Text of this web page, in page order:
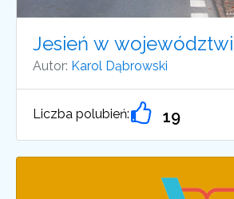
Jesień w
Autor: Karol Dąbrowski
Liczba polubień: 19